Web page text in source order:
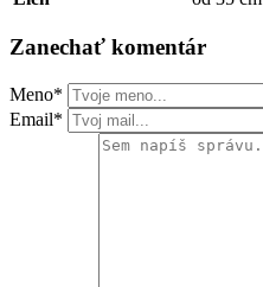
Zanechať komentár
Meno*
Email*